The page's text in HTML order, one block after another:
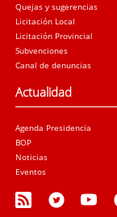
Quejas y sugerencias
Licitación Local
Licitación Provincial
Subvenciones
Canal de denuncias
Actualidad
Agenda Presidencia
BOP
Noticias
Eventos